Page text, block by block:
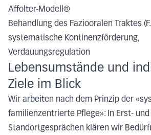
Affolter-Modell®
Behandlung des Faziooralen Traktes
systematische Kontinenzförderung,
Verdauungsregulation
Lebensumstände und
Ziele im Blick
Wir arbeiten nach dem Prinzip der
familienzentrierte Pflege»: In Erst- und
Standortgesprächen klären wir